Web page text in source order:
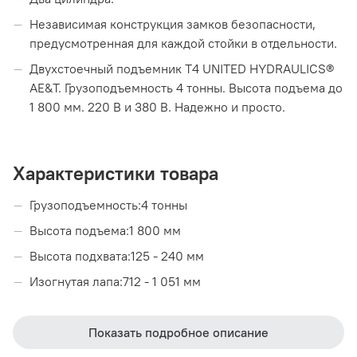
Независимая конструкция замков безопасности,
предусмотренная для каждой стойки в отдельности.
Двухстоечный подъемник Т4 UNITED HYDRAULICS®
AE&T. Грузоподъемность 4 тонны. Высота подъема до
1 800 мм. 220 В и 380 В. Надежно и просто.
Характеристики товара
Грузоподъемность:4 тонны
Высота подъема:1 800 мм
Высота подхвата:125 - 240 мм
Изогнутая лапа:712 - 1 051 мм
Расстояние между стойками:2 790 мм
Показать подробное описание